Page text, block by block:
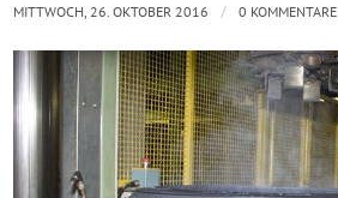
MITTWOCH, 26. OKTOBER 2016 / 0 KOMMENTARE